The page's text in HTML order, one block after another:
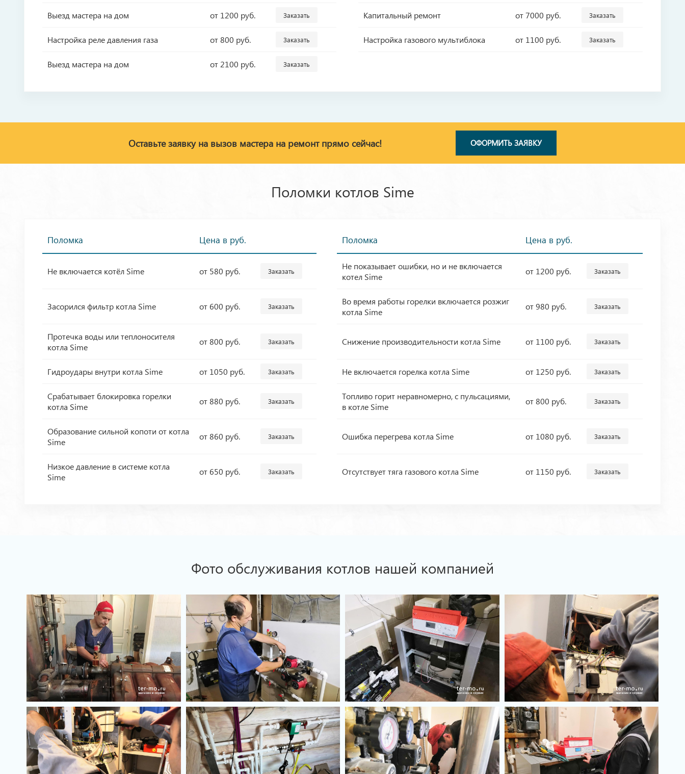
Выезд мастера на дом от 1200 руб. Заказать Капитальный ремонт от 7000 руб. Заказать
Настройка реле давления газа от 800 руб. Заказать Настройка газового мультиблока от 1100 руб. Заказать
Выезд мастера на дом от 2100 руб. Заказать
Оставьте заявку на вызов мастера на ремонт прямо сейчас! ОФОРМИТЬ ЗАЯВКУ
Поломки котлов Sime
Поломка Цена в руб. Поломка Цена в руб.
Не включается котёл Sime от 580 руб. Заказать
Не показывает ошибки, но и не включается
котел Sime
от 1200 руб. Заказать
Засорился фильтр котла Sime от 600 руб. Заказать
Во время работы горелки включается розжиг
котла Sime
от 980 руб. Заказать
Протечка воды или теплоносителя
котла Sime
от 800 руб. Заказать Снижение производительности котла Sime от 1100 руб. Заказать
Гидроудары внутри котла Sime от 1050 руб. Заказать Не включается горелка котла Sime от 1250 руб. Заказать
Срабатывает блокировка горелки
котла Sime
от 880 руб. Заказать
Топливо горит неравномерно, с пульсациями,
в котле Sime
от 800 руб. Заказать
Образование сильной копоти от котла
Sime
от 860 руб. Заказать Ошибка перегрева котла Sime от 1080 руб. Заказать
Низкое давление в системе котла
Sime
от 650 руб. Заказать Отсутствует тяга газового котла Sime от 1150 руб. Заказать
Фото обслуживания котлов нашей компанией